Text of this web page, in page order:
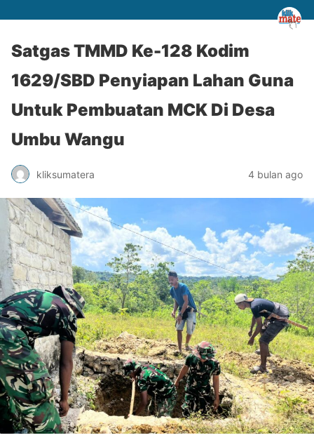
Satgas TMMD Ke-128 Kodim
1629/SBD Penyiapan Lahan Guna
Untuk Pembuatan MCK Di Desa
Umbu Wangu
kliksumatera 4 bulan ago